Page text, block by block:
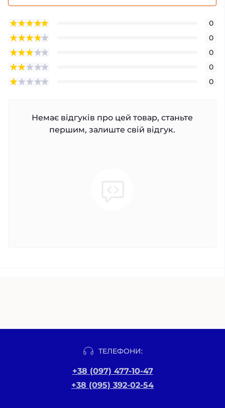
0
0
0
0
0
Немає відгуків про цей товар, станьте
першим, залиште свій відгук.
ТЕЛЕФОНИ:
+38 (097) 477-10-47
+38 (095) 392-02-54